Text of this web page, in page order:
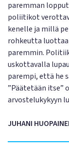
paremman
poliitikot
kenelle ja millä
rohkeutta
paremmin.
uskottavalla
parempi, että he
”Päätetään itse”
arvostelukykyyn
JUHANI